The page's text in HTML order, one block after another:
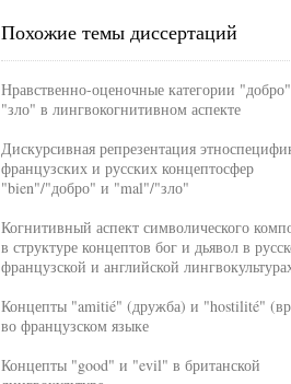
Похожие темы диссертаций
Нравственно-оценочные категории
"зло" в лингвокогнитивном аспекте
Дискурсивная репрезентация
французских и русских концептосфер
"bien"/"добро" и "mal"/"зло"
Когнитивный аспект символического
в структуре концептов бог и дьявол в
французской и английской
Концепты "amitié" (дружба) и "hostilité"
во французском языке
Концепты "good" и "evil" в британской